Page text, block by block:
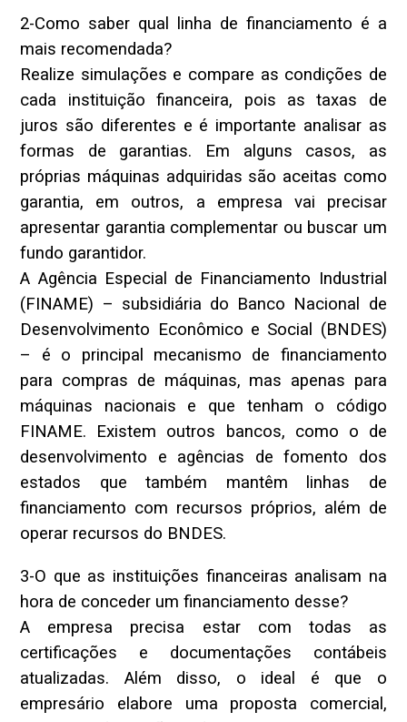
2-Como saber qual linha de financiamento é a
mais recomendada?
Realize simulações e compare as condições de
cada instituição financeira, pois as taxas de
juros são diferentes e é importante analisar as
formas de garantias. Em alguns casos, as
próprias máquinas adquiridas são aceitas como
garantia, em outros, a empresa vai precisar
apresentar garantia complementar ou buscar um
fundo garantidor.
A Agência Especial de Financiamento Industrial
(FINAME) – subsidiária do Banco Nacional de
Desenvolvimento Econômico e Social (BNDES)
– é o principal mecanismo de financiamento
para compras de máquinas, mas apenas para
máquinas nacionais e que tenham o código
FINAME. Existem outros bancos, como o de
desenvolvimento e agências de fomento dos
estados que também mantêm linhas de
financiamento com recursos próprios, além de
operar recursos do BNDES.
3-O que as instituições financeiras analisam na
hora de conceder um financiamento desse?
A empresa precisa estar com todas as
certificações e documentações contábeis
atualizadas. Além disso, o ideal é que o
empresário elabore uma proposta comercial,